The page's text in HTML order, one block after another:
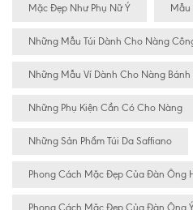
Mặc Đẹp Như Phụ Nữ Ý Mẫu
Những Mẫu Túi Dành Cho Nàng
Những Mẫu Ví Dành Cho Nàng Bánh
Những Phụ Kiện Cần Có Cho Nàng
Những Sản Phẩm Túi Da Saffiano
Phong Cách Mặc Đẹp Của Đàn Ông
Phong Cách Mặc Đẹp Của Đàn Ông